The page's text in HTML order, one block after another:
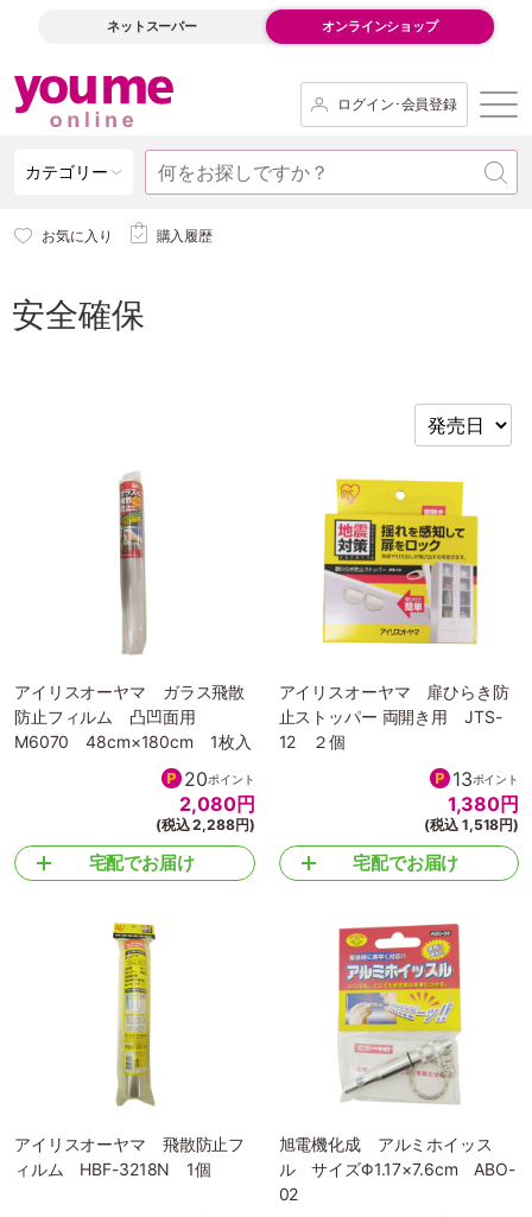
ネットスーパー オンラインショップ
ログイン･会員登録
カテゴリー
お気に入り 購入履歴
安全確保
アイリスオーヤマ ガラス飛散
防止フィルム 凸凹面用
M6070 48cm×180cm 1枚入
20ポイント
2,080円
(税込 2,288円)
宅配でお届け
アイリスオーヤマ 扉ひらき防
止ストッパー 両開き用 JTS-
12 ２個
13ポイント
1,380円
(税込 1,518円)
宅配でお届け
アイリスオーヤマ 飛散防止フ
ィルム HBF-3218N 1個
旭電機化成 アルミホイッス
ル サイズΦ1.17×7.6cm ABO-
02